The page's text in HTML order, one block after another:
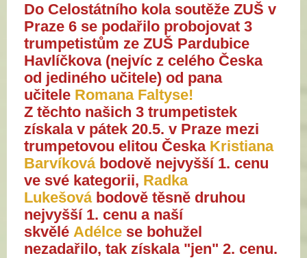
Do Celostátního kola soutěže ZUŠ v
Praze 6 se podařilo probojovat 3
trumpetistům ze ZUŠ Pardubice
Havlíčkova (nejvíc z celého Česka
od jediného učitele) od pana
učitele Romana Faltyse!
Z těchto našich 3 trumpetistek
získala v pátek 20.5. v Praze mezi
trumpetovou elitou Česka Kristiana
Barvíkovábodově nejvyšší 1. cenu
ve své kategorii, Radka
Lukešovábodově těsně druhou
nejvyšší 1. cenu a naší
skvělé Adélce se bohužel
nezadařilo, tak získala "jen" 2. cenu.